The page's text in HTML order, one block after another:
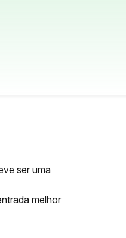
ser uma
melhor